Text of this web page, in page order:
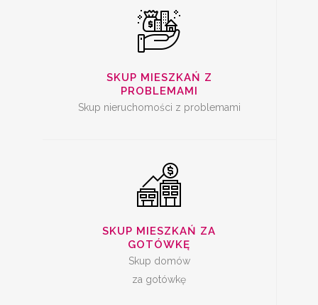
SKUP MIESZKAŃ Z
PROBLEMAMI
Skup nieruchomości z problemami
SKUP MIESZKAŃ ZA
GOTÓWKĘ
Skup domów
za gotówkę
SKUP
NIERUCHOMOŚCI ZA
GOTÓWKĘ
SKUP MIESZKAŃ